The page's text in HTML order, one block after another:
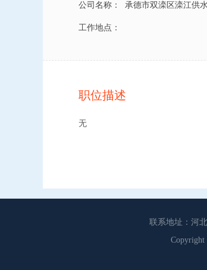
公司名称： 承德市双滦区滦江供
工作地点：
职位描述
无
联系地址：河
Copyright